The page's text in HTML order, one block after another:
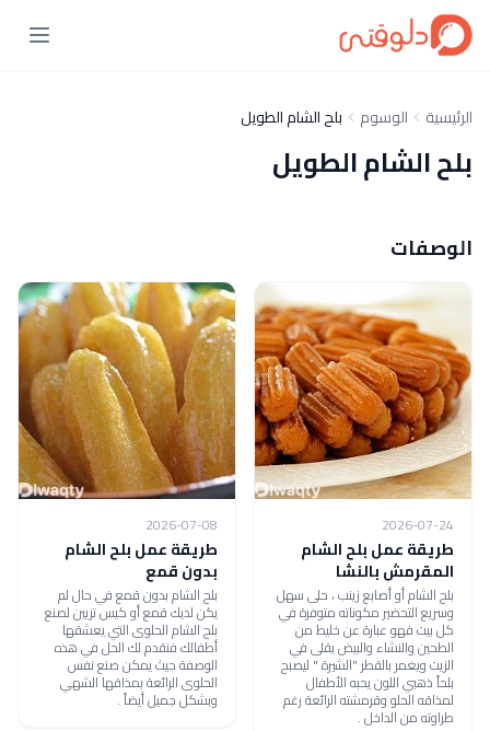
الرئيسية الوسوم بلح الشام الطويل
بلح الشام الطويل
الوصفات
2026-07-24
طريقة عمل بلح الشام
المقرمش بالنشا
بلح الشام أو أصابع زينب ، حلى سهل
وسريع التحضير مكوناته متوفرة في
كل بيت فهو عبارة عن خليط من
الطحين والنشاء والبيض يقلى في
الزيت ويغمر بالقطر "الشيرة " ليصبح
بلحاً ذهبي اللون يحبه الأطفال
لمذاقه الحلو وقرمشته الرائعة رغم
طراوته من الداخل .
2026-07-08
طريقة عمل بلح الشام
بدون قمع
بلح الشام بدون قمع في حال لم
يكن لديك قمع أو كيس تزيين لصنع
بلح الشام الحلوى التي يعشقها
أطفالك فنقدم لك الحل في هذه
الوصفة حيث يمكن صنع نفس
الحلوى الرائعة بمذاقها الشهي
وبشكل جميل أيضاً .